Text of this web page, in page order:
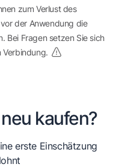
zum Verlust des
der Anwendung die
Bei Fragen setzen Sie sich
Verbindung.
kaufen?
erste Einschätzung